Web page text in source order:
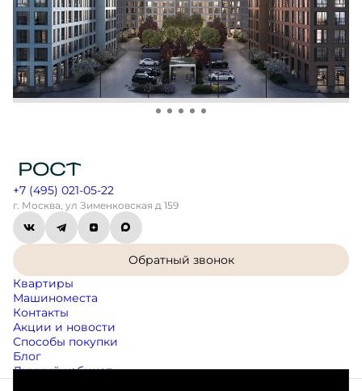
+7 (495) 021-05-22
г. Москва, ул Зименковская д 159
Обратный звонок
Квартиры
Машиноместа
Контакты
Акции и новости
Способы покупки
Блог
Личный кабинет